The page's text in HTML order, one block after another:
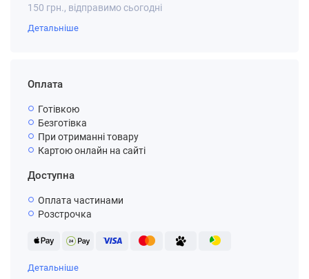
150 грн., відправимо сьогодні
Детальніше
Оплата
Готівкою
Безготівка
При отриманні товару
Картою онлайн на сайті
Доступна
Оплата частинами
Розстрочка
Детальніше